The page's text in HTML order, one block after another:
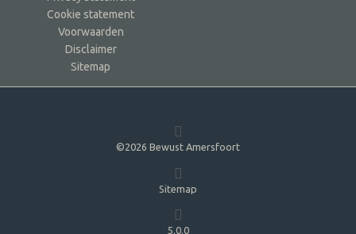
Cookie statement
Voorwaarden
Disclaimer
Sitemap
©2026 Bewust Amersfoort
Sitemap
5.0.0